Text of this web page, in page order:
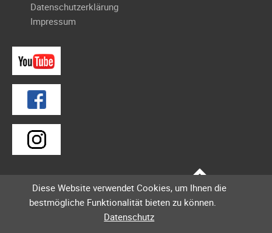
Galerie
2019
2018
Galerie
2017
Galerie
2016
Galerie
2015
2014
Galerie
Datenschutzerklärung
Impressum
Diese Website verwendet Cookies, um Ihnen die
bestmögliche Funktionalität bieten zu können.
Datenschutz